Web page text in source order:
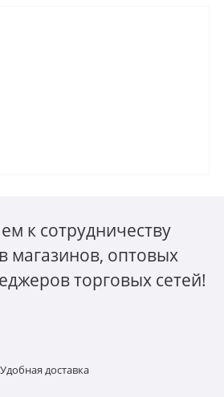
к сотрудничеству
магазинов, оптовых
торговых сетей!
Удобная доставка